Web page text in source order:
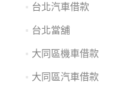
台北汽車借款
台北當舖
大同區機車借款
大同區汽車借款